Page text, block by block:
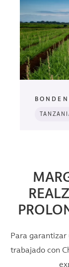
Para
trabajado con